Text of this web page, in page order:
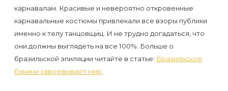
Эпиляция
первый
раз
перед
важным
карнавалам. Красивые и невероятно откровенные
карнавальные костюмы привлекали все взоры публики
именно к телу танцовщиц. И не трудно догадаться, что
они должны выглядеть на все 100%. Больше о
бразильской эпиляции читайте в статье: Бразильское
бикини завоевывает мир